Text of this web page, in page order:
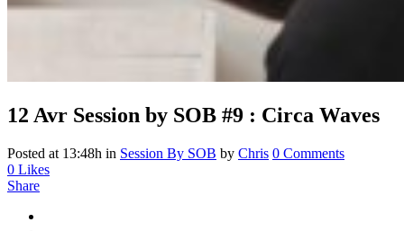
12 Avr Session by SOB #9 : Circa Waves
Posted at 13:48h in Session By SOB by Chris 0 Comments
0 Likes
Share